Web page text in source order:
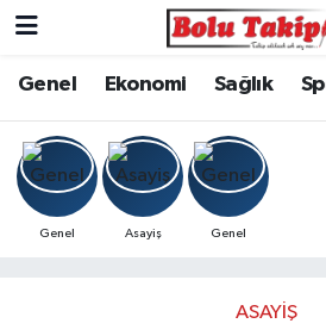
Genel Ekonomi Sağlık
Genel Asayiş Genel
ASAYIŞ